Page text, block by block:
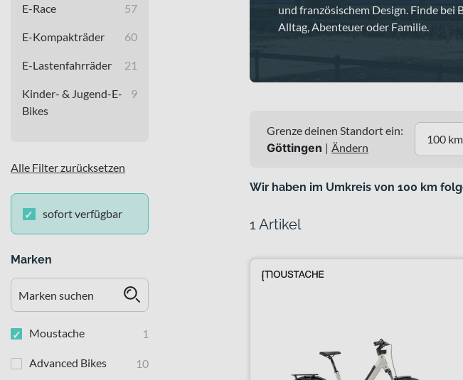
E-Race 57
E-Kompakträder 60
E-Lastenfahrräder 21
Kinder- & Jugend-E-
Bikes
9
Alle Filter zurücksetzen
sofort verfügbar
Marken
Moustache 1
Advanced Bikes 10
und französischem Design. Finde bei
Alltag, Abenteuer oder Familie.
Grenze deinen Standort ein:
Göttingen | Ändern
100 km
Wir haben im Umkreis von 100 km
1 Artikel